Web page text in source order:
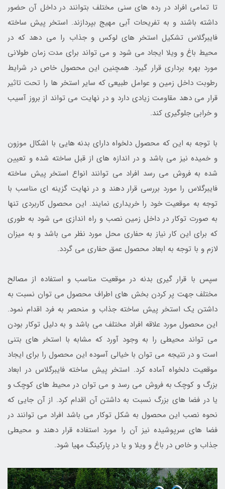
تا تمامی افراد در رده های سنی مختلف بتوانند در داخل آن حضور
داشته باشند و به تفریحات آبی مهیج بپردازند. استخر پیش ساخته
فایبرگلاس تشکیل استخر های لوکس و جذاب را می دهد که در
محیط باغ و ویلا ایجاد می شود و می تواند برای مدت زمان طولانی
مورد بهره برداری قرار گیرد. همچنین این محصول خاص در شرایط
رطوبت داخل زمین و عوامل طبیعی که سایر استخر ها را تحت تاثیر
قرار می دهد مقاومت زیادی دارد و در نهایت می تواند از بروز آسیب
و خرابی جلوگیری کند.
با توجه به این که محصول دلخواه دارای بدنه هایی با اشکال موزون
و خمیده نیز می باشد و در اندازه های از قبل ساخته شده و تعیین
شده به فروش می رسد افراد می توانند انواع استخر پیش ساخته
فایبرگلاس را مورد بررسی قرار دهند و در نهایت گزینه ای مناسب با
توجه به موقعیت خود را خریداری نمایند. این محصول کاربردی تنها
به صورت توکار در داخل زمین نصب و راه اندازی می شود به طوری
که برای این کار نیاز به حفاری محل مورد نظر می باشد و به میزان
لازم و با توجه به ابعاد محصول عمق حفاری می گردد.
سپس با قرار گیری بدنه در موقعیت مناسب و استفاده از مصالح
مختلف جهت پر کردن بخش های اطراف محصول می توان نسبت به
داشتن یک استخر پیش ساخته جذاب و منحصر به فرد اقدام نمود.
این محصول مورد علاقه افراد مختلف می باشد و به دلیل توکار بودن
می تواند محیطی را به وجود آورد که مشابه با استخر های بتنی
است و در نتیجه می توان با خیالی آسوده این محصول را برای ایجاد
موقعیت دلخواه آماده کرد. استخر پیش ساخته فایبرگلاس در ابعاد
بزرگ و کوچک به فروش می رسد و می توان در محیط های کوچک و
یا در فضا های بزرگ نسبت به داشتن آن اقدام کرد. از آن جایی که
نحوه نصب این محصول به شکل توکار می باشد افراد می توانند در
فضا های سرپوشیده نیز آن را مورد استفاده قرار دهند و محیطی
جذاب و خاص در باغ و ویلا و یا در پارکینگ مهیا شود.